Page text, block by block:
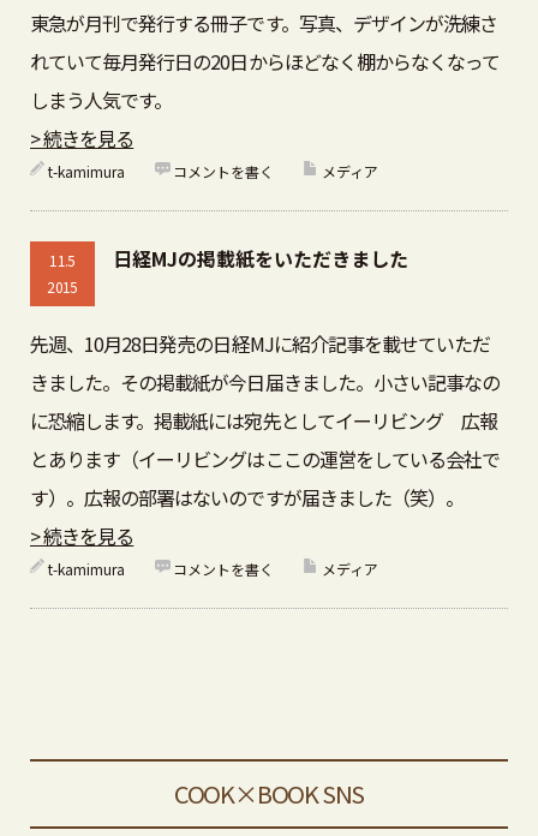
東急が月刊で発行する冊子です。写真、デザインが洗練さ
れていて毎月発行日の20日からほどなく棚からなくなって
しまう人気です。
> 続きを見る
t-kamimura コメントを書く メディア
11.5
2015
日経MJの掲載紙をいただきました
先週、10月28日発売の日経MJに紹介記事を載せていただ
きました。その掲載紙が今日届きました。小さい記事なの
に恐縮します。掲載紙には宛先としてイーリビング 広報
とあります（イーリビングはここの運営をしている会社で
す）。広報の部署はないのですが届きました（笑）。
> 続きを見る
t-kamimura コメントを書く メディア
COOK×BOOK SNS